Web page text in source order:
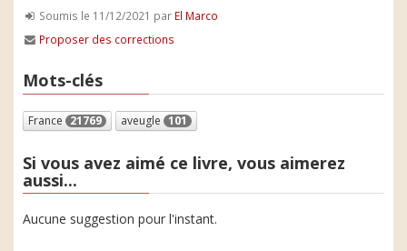
Soumis le 11/12/2021 par El Marco
Proposer des corrections
Mots-clés
France 21769 aveugle 101
Si vous avez aimé ce livre, vous aimerez
aussi...
Aucune suggestion pour l'instant.